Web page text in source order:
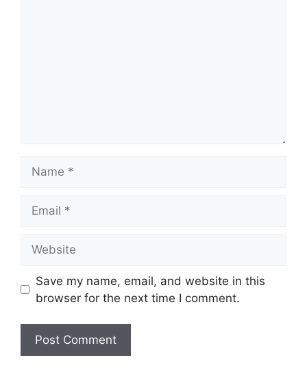
Save my name, email, and website in this
browser for the next time I comment.